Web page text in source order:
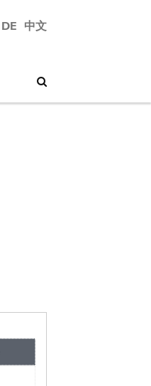
DE 中文